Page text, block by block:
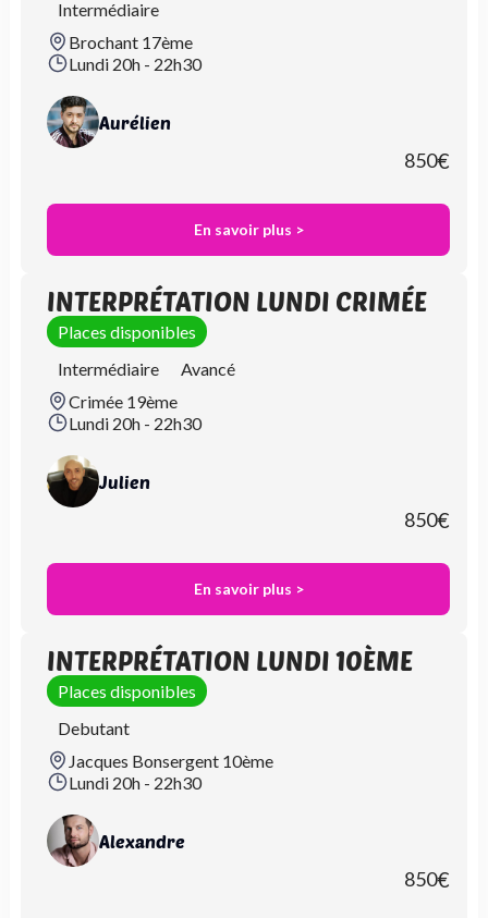
Intermédiaire
Brochant 17ème
Lundi 20h - 22h30
Aurélien
850€
En savoir plus >
INTERPRÉTATION LUNDI CRIMÉE
Places disponibles
Intermédiaire
Avancé
Crimée 19ème
Lundi 20h - 22h30
Julien
850€
En savoir plus >
INTERPRÉTATION LUNDI 10ÈME
Places disponibles
Debutant
Jacques Bonsergent 10ème
Lundi 20h - 22h30
Alexandre
850€